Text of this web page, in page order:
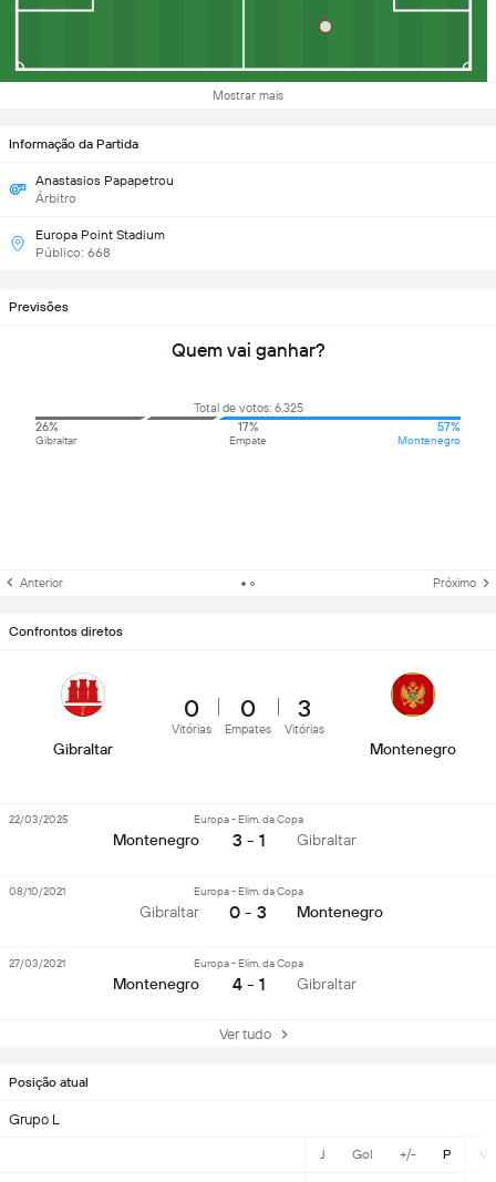
Mostrar mais
Posição atual
Grupo L
J Gol +/- P V
Informação da Partida
Anastasios Papapetrou
Árbitro
Europa Point Stadium
Público: 668
Previsões
Quem vai ganhar?
Total de votos: 6,325
26%
Gibraltar
17%
Empate
57%
Montenegro
Anterior Próximo
Confrontos diretos
Gibraltar
0
Vitórias
0
Empates
3
Vitórias
Montenegro
Montenegro
Europa - Elim. da Copa
3 - 1 Gibraltar
22/03/2025
Gibraltar
Europa - Elim. da Copa
0 - 3 Montenegro
08/10/2021
Montenegro
Europa - Elim. da Copa
4 - 1 Gibraltar
27/03/2021
Ver tudo